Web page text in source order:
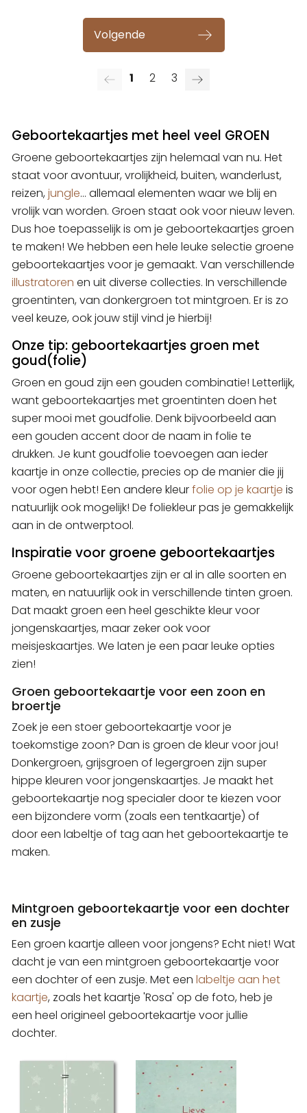
Volgende
1 2 3
Geboortekaartjes met heel veel GROEN
Groene geboortekaartjes zijn helemaal van nu. Het
staat voor avontuur, vrolijkheid, buiten, wanderlust,
reizen,jungle... allemaal elementen waar we blij en
vrolijk van worden. Groen staat ook voor nieuw leven.
Dus hoe toepasselijk is om je geboortekaartjes groen
te maken! We hebben een hele leuke selectie groene
geboortekaartjes voor je gemaakt. Van verschillende
illustratoren en uit diverse collecties. In verschillende
groentinten, van donkergroen tot mintgroen. Er is zo
veel keuze, ook jouw stijl vind je hierbij!
Onze tip: geboortekaartjes groen met
goud(folie)
Groen en goud zijn een gouden combinatie! Letterlijk,
want geboortekaartjes met groentinten doen het
super mooi met goudfolie. Denk bijvoorbeeld aan
een gouden accent door de naam in folie te
drukken. Je kunt goudfolie toevoegen aan ieder
kaartje in onze collectie, precies op de manier die jij
voor ogen hebt! Een andere kleurfolie op je kaartje is
natuurlijk ook mogelijk! De foliekleur pas je gemakkelijk
aan in de ontwerptool.
Inspiratie voor groene geboortekaartjes
Groene geboortekaartjes zijn er al in alle soorten en
maten, en natuurlijk ook in verschillende tinten groen.
Dat maakt groen een heel geschikte kleur voor
jongenskaartjes, maar zeker ook voor
meisjeskaartjes. We laten je een paar leuke opties
zien!
Groen geboortekaartje voor een zoon en
broertje
Zoek je een stoer geboortekaartje voor je
toekomstige zoon? Dan is groen de kleur voor jou!
Donkergroen, grijsgroen of legergroen zijn super
hippe kleuren voor jongenskaartjes. Je maakt het
geboortekaartje nog specialer door te kiezen voor
een bijzondere vorm (zoals een tentkaartje) of
door een labeltje of tag aan het geboortekaartje te
maken.
Mintgroen geboortekaartje voor een dochter
en zusje
Een groen kaartje alleen voor jongens? Echt niet! Wat
dacht je van een mintgroen geboortekaartje voor
een dochter of een zusje. Met een labeltje aan het
kaartje, zoals het kaartje 'Rosa' op de foto, heb je
een heel origineel geboortekaartje voor jullie
dochter.